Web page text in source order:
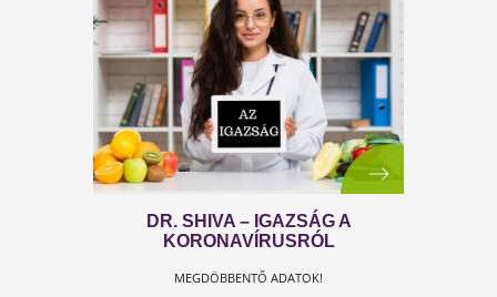
TESTSZERVIZ VÍRUSIRTÓK!
INGYENES SEGÍTSÉG!